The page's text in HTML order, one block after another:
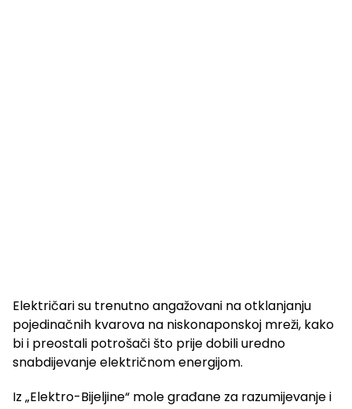
Električari su trenutno angažovani na otklanjanju
pojedinačnih kvarova na niskonaponskoj mreži, kako
bi i preostali potrošači što prije dobili uredno
snabdijevanje električnom energijom.
Iz „Elektro-Bijeljine“ mole građane za razumijevanje i